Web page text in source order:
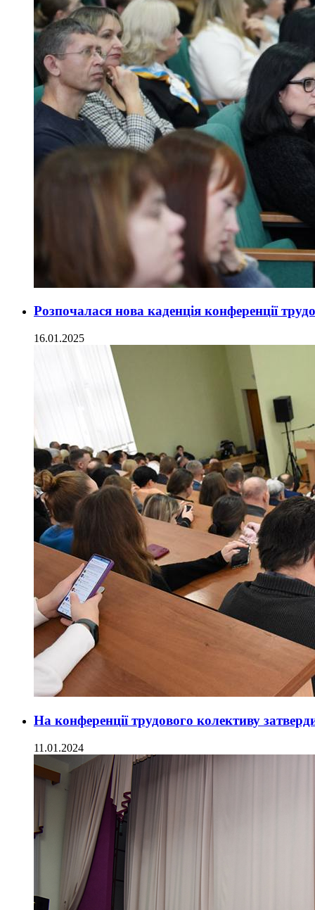
Розпочалася нова каденція конференції
16.01.2025
На конференції трудового колективу
11.01.2024